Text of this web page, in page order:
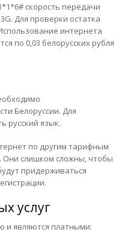
скорость передачи
Для проверки остатка
интернета
по 0,03 белорусских рубля
Белоруссии. Для
русский язык.
по другим тарифным
Они слишком сложны, чтобы
придерживаться
услуг
и являются платными: